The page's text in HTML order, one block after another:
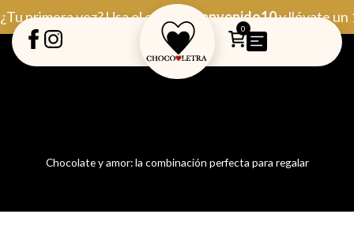
al
contenido
¿Tu primera vez? Usa el código Bienvenido10y llévate un
0
Chocolate y amor: la combinación perfecta para regalar